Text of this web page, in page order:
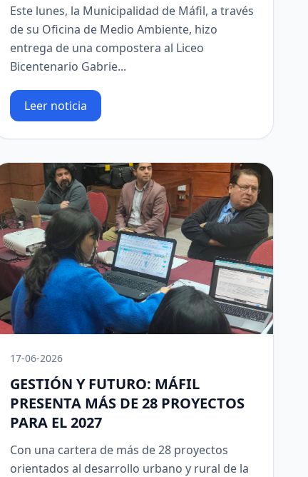
Este lunes, la Municipalidad de Máfil, a través
de su Oficina de Medio Ambiente, hizo
entrega de una compostera al Liceo
Bicentenario Gabrie...
Leer noticia
17-06-2026
GESTIÓN Y FUTURO: MÁFIL
PRESENTA MÁS DE 28 PROYECTOS
PARA EL 2027
Con una cartera de más de 28 proyectos
orientados al desarrollo urbano y rural de la